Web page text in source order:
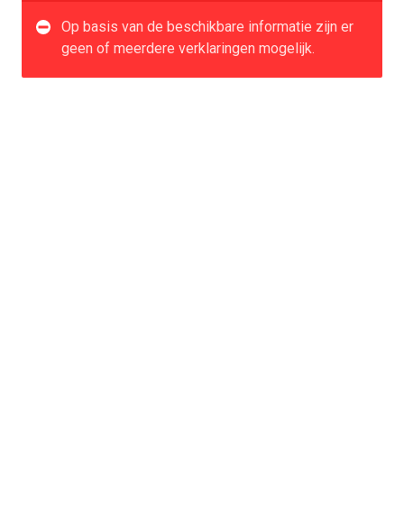
Op basis van de beschikbare informatie zijn er
geen of meerdere verklaringen mogelijk.